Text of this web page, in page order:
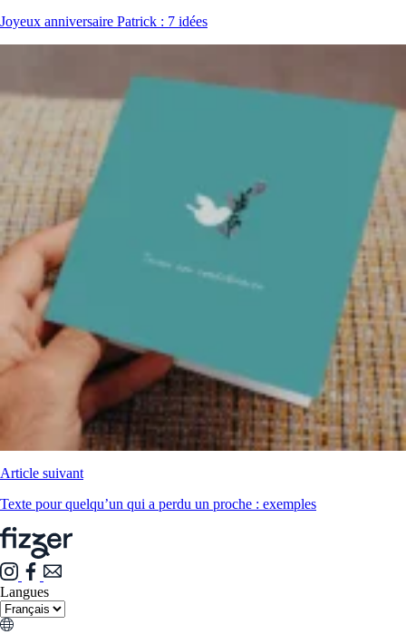
Joyeux anniversaire Patrick : 7 idées
Article suivant
Texte pour quelqu’un qui a perdu un proche : exemples
Langues